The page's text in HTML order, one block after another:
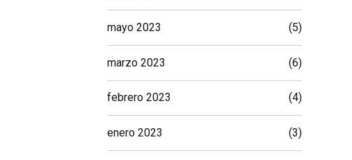
mayo 2023 (5)
marzo 2023 (6)
febrero 2023 (4)
enero 2023 (3)